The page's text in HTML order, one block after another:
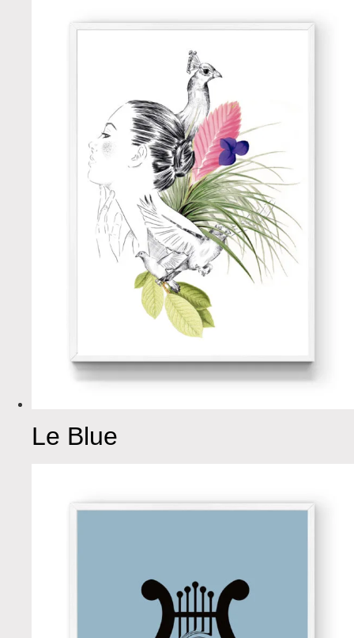
Le Blue